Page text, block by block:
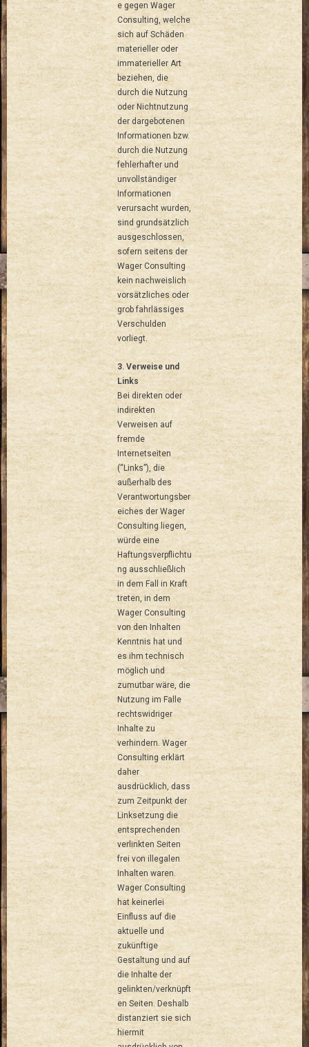
e gegen Wager
Consulting, welche
sich auf Schäden
materieller oder
immaterieller Art
beziehen, die
durch die Nutzung
oder Nichtnutzung
der dargebotenen
Informationen bzw.
durch die Nutzung
fehlerhafter und
unvollständiger
Informationen
verursacht wurden,
sind grundsätzlich
ausgeschlossen,
sofern seitens der
Wager Consulting
kein nachweislich
vorsätzliches oder
grob fahrlässiges
Verschulden
vorliegt.
3. Verweise und
Links
Bei direkten oder
indirekten
Verweisen auf
fremde
Internetseiten
(“Links”), die
außerhalb des
Verantwortungsber
eiches der Wager
Consulting liegen,
würde eine
Haftungsverpflichtu
ng ausschließlich
in dem Fall in Kraft
treten, in dem
Wager Consulting
von den Inhalten
Kenntnis hat und
es ihm technisch
möglich und
zumutbar wäre, die
Nutzung im Falle
rechtswidriger
Inhalte zu
verhindern. Wager
Consulting erklärt
daher
ausdrücklich, dass
zum Zeitpunkt der
Linksetzung die
entsprechenden
verlinkten Seiten
frei von illegalen
Inhalten waren.
Wager Consulting
hat keinerlei
Einfluss auf die
aktuelle und
zukünftige
Gestaltung und auf
die Inhalte der
gelinkten/verknüpft
en Seiten. Deshalb
distanziert sie sich
hiermit